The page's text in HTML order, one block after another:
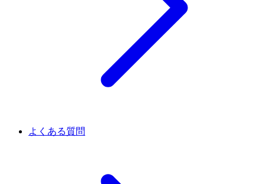
よくある質問